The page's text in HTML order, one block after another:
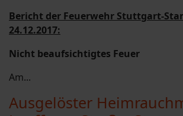
Bericht der Feuerwehr Stuttgart-
24.12.2017:
Nicht beaufsichtigtes Feuer
Am...
Ausgelöster